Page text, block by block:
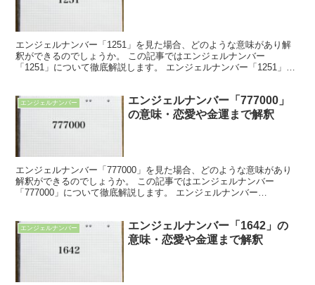
エンジェルナンバー「1251」を見た場合、どのような意味があり解
釈ができるのでしょうか。 この記事ではエンジェルナンバー
「1251」について徹底解説します。 エンジェルナンバー「1251」の
エンジェルナンバー
エンジェルナンバー「777000」
の意味・恋愛や金運まで解釈
エンジェルナンバー「777000」を見た場合、どのような意味があり
解釈ができるのでしょうか。 この記事ではエンジェルナンバー
「777000」について徹底解説します。 エンジェルナンバー
エンジェルナンバー
エンジェルナンバー「1642」の
意味・恋愛や金運まで解釈